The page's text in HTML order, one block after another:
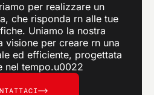
per realizzare un
che risponda rn alle tue
Uniamo la nostra
visione per creare rn una
ed efficiente, progettata
nel tempo.u0022